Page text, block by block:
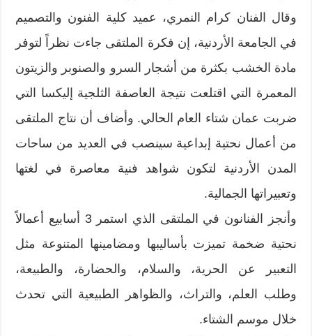
وقال الفنان كرام النمري، عميد كلية الفنون والتصميم
في الجامعة الأردنية، إن فكرة الملتقى جاءت نظراً لتوفر
مادة الخشب بكثرة من أشجار السرو والصنوبر والزيتون
المعمرة التي اقتلعت نتيجة العاصفة الثلجية إليكسا التي
ضربت عمان شتاء العام الحالي. وأضاف أن نتاج الملتقى
من أعمال نحتية إبداعية سينصب في العديد من ساحات
المدن الأردنية لتكون شواهد فنية معاصرة في لغتها
وتعبيراتها الجمالية.
وأنجز الفنانون في الملتقى الذي استمر 3 أسابيع أعمالاً
نحتية ضخمة تميزت بأساليبها ومضامينها المتنوعة مثل
التعبير عن الحرية، والسلام، والحضارة، والطبيعة،
وطلب العلم، والتراث، والظواهر الطبيعية التي تحدث
خلال موسم الشتاء.